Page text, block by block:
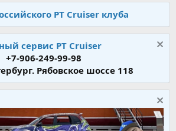
PT Cruiser клуба
сервис PT Cruiser
+7-906-249-99-98
Рябовское шоссе 118